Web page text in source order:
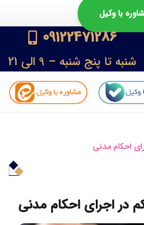
با وکیل
09122471286
شنبه تا پنج شنبه – 9 الی 21
احکام مدنی
در اجرای احکام مدنی